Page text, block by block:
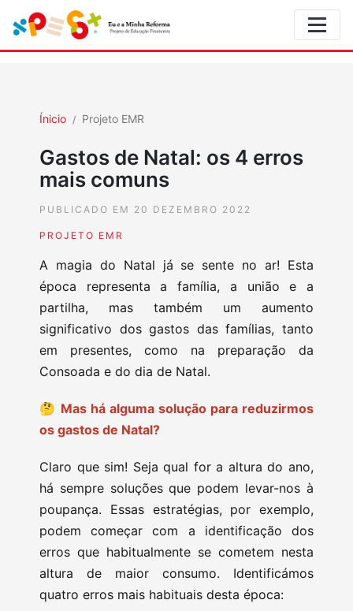
Ínicio Projeto EMR
Gastos de Natal: os 4 erros
mais comuns
PUBLICADO EM 20 DEZEMBRO 2022
PROJETO EMR
A magia do Natal já se sente no ar! Esta
época representa a família, a união e a
partilha, mas também um aumento
significativo dos gastos das famílias, tanto
em presentes, como na preparação da
Consoada e do dia de Natal.
🤔 Mas há alguma solução para reduzirmos
os gastos de Natal?
Claro que sim! Seja qual for a altura do ano,
há sempre soluções que podem levar-nos à
poupança. Essas estratégias, por exemplo,
podem começar com a identificação dos
erros que habitualmente se cometem nesta
altura de maior consumo. Identificámos
quatro erros mais habituais desta época: